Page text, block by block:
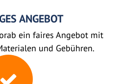
ANGEBOT
ein faires Angebot mit
und Gebühren.